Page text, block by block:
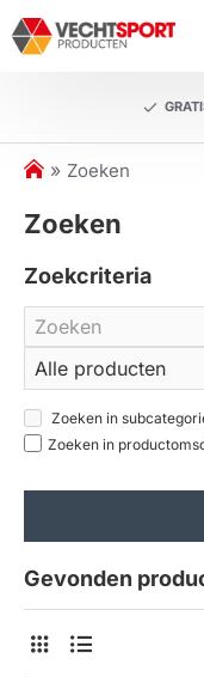
h
m
Zoeken
Zoeken
Zoekcriteria
Zoeken in
Zoeken in
Gevonden